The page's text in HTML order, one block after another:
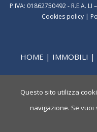
Questo sito utilizza
navigazione. Se vuoi
P.IVA: 01862750492 - R.E.A.
Cookies policy |
HOME | IMMOBILI |